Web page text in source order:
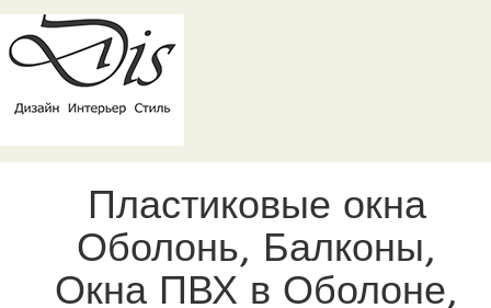
Пластиковые окна
Оболонь, Балконы,
Окна ПВХ в Оболоне,